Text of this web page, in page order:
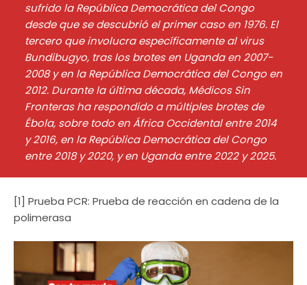
sufrido la República Democrática del Congo
desde que se descubrió el primer caso en 1976. El
tercero que involucra específicamente al virus
Bundibugyo, tras los brotes en Uganda en 2007-
2008 y en la República Democrática del Congo en
2012. Durante la última década, Médicos Sin
Fronteras ha respondido a múltiples brotes de
Ébola, sobre todo en África Occidental entre 2014
y 2016, en la República Democrática del Congo
entre 2018 y 2020, y en Uganda entre 2022 y 2025.
[1] Prueba PCR: Prueba de reacción en cadena de la
polimerasa